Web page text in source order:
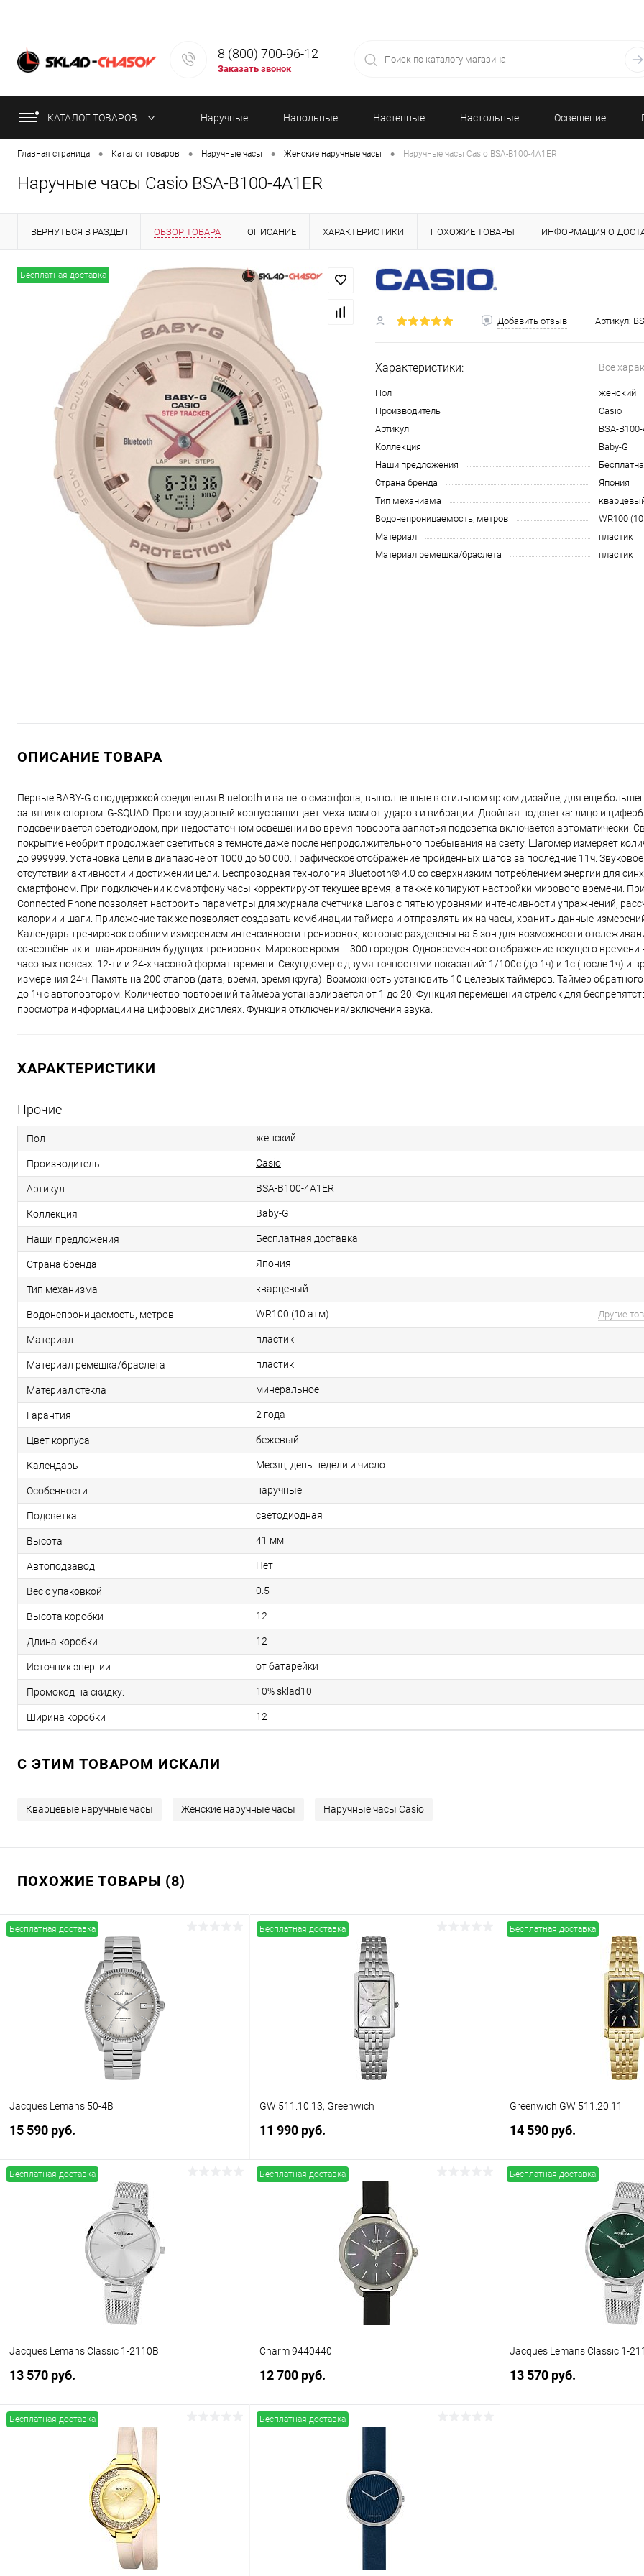
8 (800) 700-96-12
Заказать звонок
КАТАЛОГ ТОВАРОВ Наручные
часы
Напольные Настенные Настольные Освещение
Главная страница • Каталог товаров • Наручные часы • Женские наручные часы • Наручные часы Casio BSA-B100-4A1ER
Наручные часы Casio BSA-B100-4A1ER
ВЕРНУТЬСЯ В РАЗДЕЛ ОБЗОР ТОВАРА ОПИСАНИЕ ХАРАКТЕРИСТИКИ ПОХОЖИЕ ТОВАРЫ ИНФОРМАЦИЯ О
ИНФОРМАЦИЯ ОБ ОПЛАТЕ СТАТЬИ
Бесплатная доставка
Добавить отзыв Артикул:
Характеристики: Все
Пол
женский
Производитель
Casio
Артикул
BSA-
Коллекция
Baby-G
Наши предложения
Страна бренда
Япония
Тип механизма
Водонепроницаемость, метров
WR100
Материал
пластик
Материал ремешка/браслета
пластик
ОПИСАНИЕ ТОВАРА
Первые BABY-G с поддержкой соединения Bluetooth и вашего смартфона, выполненные в стильном ярком дизайне, для еще
занятиях спортом. G-SQUAD. Противоударный корпус защищает механизм от ударов и вибрации. Двойная подcветка: лицо и
подсвечивается светодиодом, при недостаточном освещении во время поворота запястья подсветка включается автоматически.
покрытие необрит продолжает светиться в темноте даже после непродолжительного пребывания на свету. Шагомер измеряет
до 999999. Установка цели в диапазоне от 1000 до 50 000. Графическое отображение пройденных шагов за последние 11ч.
отсутствии активности и достижении цели. Беспроводная технология Bluetooth® 4.0 со сверхнизким потреблением энергии для
смартфоном. При подключении к смартфону часы корректируют текущее время, а также копируют настройки мирового времени.
Connected Phone позволяет настроить параметры для журнала счетчика шагов с пятью уровнями интенсивности упражнений,
калории и шаги. Приложение так же позволяет создавать комбинации таймера и отправлять их на часы, хранить данные
Календарь тренировок с общим измерением интенсивности тренировок, которые разделены на 5 зон для возможности
совершённых и планирования будущих тренировок. Мировое время – 300 городов. Одновременное отображение текущего времени
часовых поясах. 12-ти и 24-х часовой формат времени. Секундомер с двумя точностями показаний: 1/100с (до 1ч) и 1с (после 1ч) и
измерения 24ч. Память на 200 этапов (дата, время, время круга). Возможность установить 10 целевых таймеров. Таймер
до 1ч с автоповтором. Количество повторений таймера устанавливается от 1 до 20. Функция перемещения стрелок для
просмотра информации на цифровых дисплеях. Функция отключения/включения звука.
ХАРАКТЕРИСТИКИ
Прочие
Пол женский
Производитель Casio
Артикул BSA-B100-4A1ER
Коллекция Baby-G
Наши предложения Бесплатная доставка
Страна бренда Япония
Тип механизма кварцевый
Водонепроницаемость, метров WR100 (10 атм) Другие
Материал пластик
Материал ремешка/браслета пластик
Материал стекла минеральное
Гарантия 2 года
Цвет корпуса бежевый
Календарь Месяц, день недели и число
Особенности наручные
Подсветка светодиодная
Высота 41 мм
Автоподзавод Нет
Вес с упаковкой 0.5
Высота коробки 12
Длина коробки 12
Источник энергии от батарейки
Промокод на скидку: 10% sklad10
Ширина коробки 12
C ЭТИМ ТОВАРОМ ИСКАЛИ
Кварцевые наручные часы Женские наручные часы Наручные часы Casio
ПОХОЖИЕ ТОВАРЫ (8)
Бесплатная доставка
Jacques Lemans 50-4B
15 590 руб.
В корзину
Купить в 1 клик Сравнение
В наличии
Бесплатная доставка
GW 511.10.13, Greenwich
11 990 руб.
В корзину
Сравнение
В наличии
Бесплатная доставка
Greenwich GW 511.20.11
14 590 руб.
В
Купить в 1 клик
Бесплатная доставка
Jacques Lemans Classic 1-2110B
13 570 руб.
В корзину
В наличии
Бесплатная доставка
Charm 9440440
12 700 руб.
В наличии
Бесплатная доставка
Jacques Lemans Classic 1-
13 570 руб.
Бесплатная доставка Бесплатная доставка